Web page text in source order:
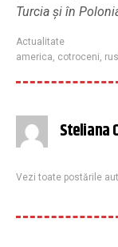
Turcia și în
Actualitate
america cotroceni
Steliana
Vezi toate postările